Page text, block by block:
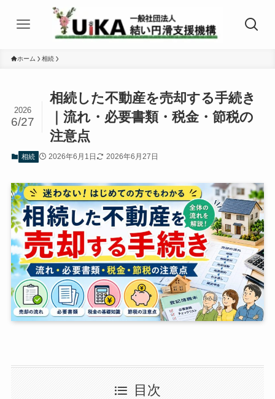
ホーム 相続
相続した不動産を売却する手続き
｜流れ・必要書類・税金・節税の
注意点
2026
6/27
相続 2026年6月1日 2026年6月27日
目次